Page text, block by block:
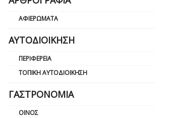
ΑΦΙΕΡΏΜΑΤΑ
ΑΥΤΟΔΙΟΊΚΗΣΗ
ΠΕΡΙΦΈΡΕΙΑ
ΤΟΠΙΚΉ ΑΥΤΟΔΙΟΊΚΗΣΗ
ΓΑΣΤΡΟΝΟΜΊΑ
ΟΊΝΟΣ